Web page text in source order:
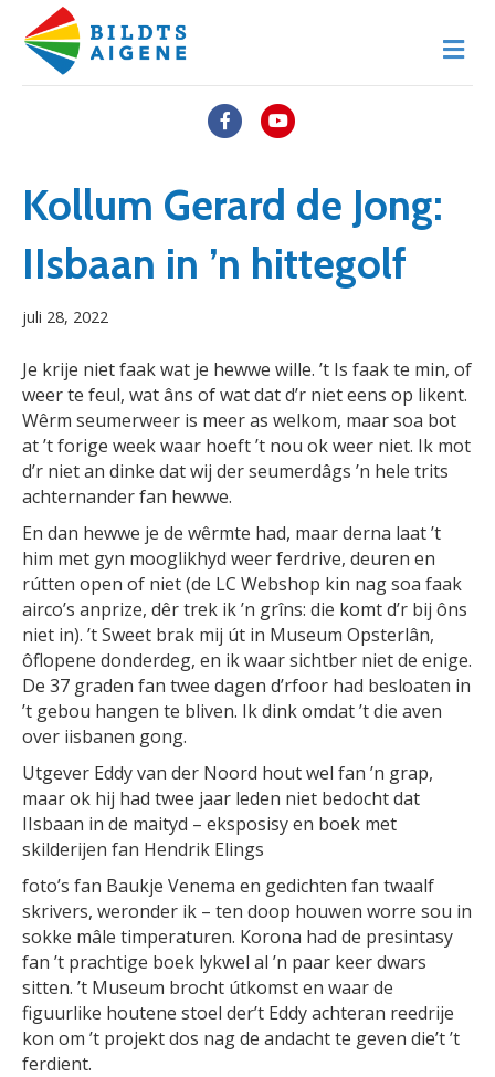
F
e
b
k
Y
u
t
u
M
e
n
Kollum Gerard de Jong:
IIsbaan in ’n hittegolf
juli 28, 2022
Je krije niet faak wat je hewwe wille. ’t Is faak te min, of
weer te feul, wat âns of wat dat d’r niet eens op likent.
Wêrm seumerweer is meer as welkom, maar soa bot
at ’t forige week waar hoeft ’t nou ok weer niet. Ik mot
d’r niet an dinke dat wij der seumerdâgs ’n hele trits
achternander fan hewwe.
En dan hewwe je de wêrmte had, maar derna laat ’t
him met gyn mooglikhyd weer ferdrive, deuren en
rútten open of niet (de LC Webshop kin nag soa faak
airco’s anprize, dêr trek ik ’n grîns: die komt d’r bij ôns
niet in). ’t Sweet brak mij út in Museum Opsterlân,
ôflopene donderdeg, en ik waar sichtber niet de enige.
De 37 graden fan twee dagen d’rfoor had besloaten in
’t gebou hangen te bliven. Ik dink omdat ’t die aven
over iisbanen gong.
Utgever Eddy van der Noord hout wel fan ’n grap,
maar ok hij had twee jaar leden niet bedocht dat
IIsbaan in de maityd – eksposisy en boek met
skilderijen fan Hendrik Elings
foto’s fan Baukje Venema en gedichten fan twaalf
skrivers, weronder ik – ten doop houwen worre sou in
sokke mâle timperaturen. Korona had de presintasy
fan ’t prachtige boek lykwel al ’n paar keer dwars
sitten. ’t Museum brocht útkomst en waar de
figuurlike houtene stoel der’t Eddy achteran reedrije
kon om ’t projekt dos nag de andacht te geven die’t ’t
ferdient.